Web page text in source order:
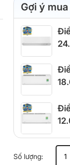
Gợi ý
Số lượng:
Máy
lạnh